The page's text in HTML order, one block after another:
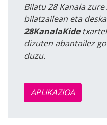
Bilatu 28 Kanala
bilatzailean eta
28KanalaKidetxartel
dizuten abantailez
duzu.
APLIKAZIOA